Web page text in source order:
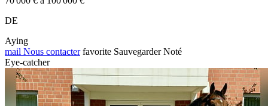
DE
Aying
mail Nous contacter favorite Sauvegarder Noté
Eye-catcher